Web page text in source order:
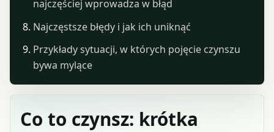
Co to czynsz: krótka
najczęściej wprowadza w błąd
Najczęstsze błędy i jak ich uniknąć
Przykłady sytuacji, w których pojęcie czynszu
bywa mylące